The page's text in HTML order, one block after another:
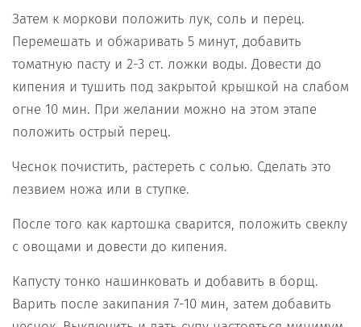
Затем к моркови положить лук, соль и перец.
Перемешать и обжаривать 5 минут, добавить
томатную пасту и 2-3 ст. ложки воды. Довести до
кипения и тушить под закрытой крышкой на слабом
огне 10 мин. При желании можно на этом этапе
положить острый перец.
Чеснок почистить, растереть с солью. Сделать это
лезвием ножа или в ступке.
После того как картошка сварится, положить свеклу
с овощами и довести до кипения.
Капусту тонко нашинковать и добавить в борщ.
Варить после закипания 7-10 мин, затем добавить